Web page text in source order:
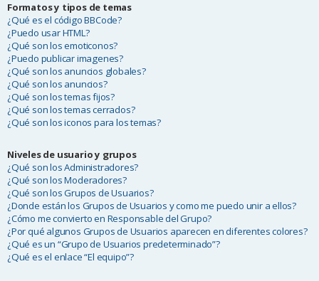
Formatos y tipos de temas
¿Qué es el código BBCode?
¿Puedo usar HTML?
¿Qué son los emoticonos?
¿Puedo publicar imagenes?
¿Qué son los anuncios globales?
¿Qué son los anuncios?
¿Qué son los temas fijos?
¿Qué son los temas cerrados?
¿Qué son los iconos para los temas?
Niveles de usuario y grupos
¿Qué son los Administradores?
¿Qué son los Moderadores?
¿Qué son los Grupos de Usuarios?
¿Donde están los Grupos de Usuarios y como me puedo unir a ellos?
¿Cómo me convierto en Responsable del Grupo?
¿Por qué algunos Grupos de Usuarios aparecen en diferentes colores?
¿Qué es un “Grupo de Usuarios predeterminado”?
¿Qué es el enlace “El equipo”?